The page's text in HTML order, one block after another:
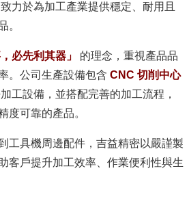
力於為加工產業提供穩定、耐用且
。
必先利其器」
的理念，重視產品品
。公司生產設備包含 CNC 切削中心
工設備，並搭配完善的加工流程，
度可靠的產品。
工具機周邊配件，吉益精密以嚴謹製
客戶提升加工效率、作業便利性與生